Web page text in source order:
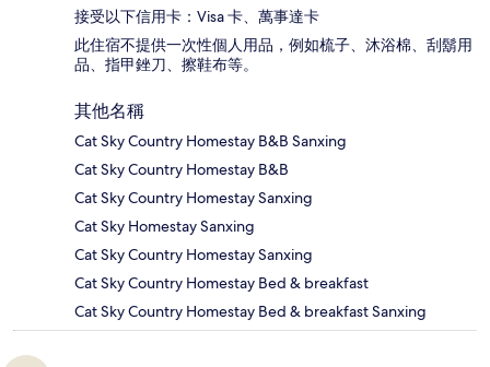
接受以下信用卡：Visa 卡、萬事達卡
此住宿不提供一次性個人用品，例如梳子、沐浴棉、刮鬍用
品、指甲銼刀、擦鞋布等。
其他名稱
Cat Sky Country Homestay B&B Sanxing
Cat Sky Country Homestay B&B
Cat Sky Country Homestay Sanxing
Cat Sky Homestay Sanxing
Cat Sky Country Homestay Sanxing
Cat Sky Country Homestay Bed & breakfast
Cat Sky Country Homestay Bed & breakfast Sanxing